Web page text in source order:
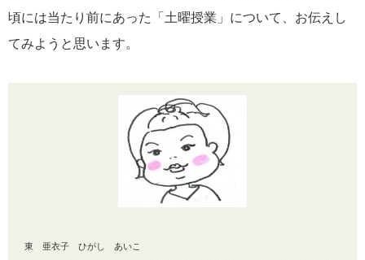
頃には当たり前にあった「土曜授業」について、お伝えし
てみようと思います。
東 亜衣子 ひがし あいこ